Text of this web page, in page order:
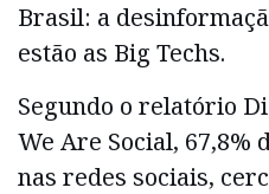
Brasil: a
estão as Big Techs.
Segundo o relatório
We Are Social, 67,8%
nas redes sociais,